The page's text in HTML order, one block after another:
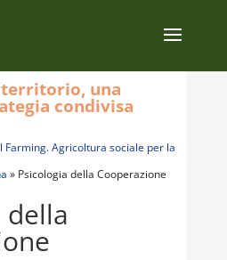
Farming. Agricoltura sociale per la
» Psicologia della Cooperazione
della
una
condivisa